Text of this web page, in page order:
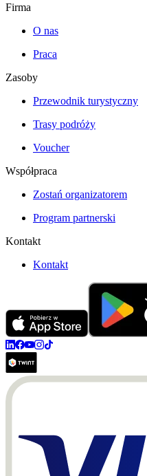
Firma
O nas
Praca
Zasoby
Przewodnik turystyczny
Trasy podróży
Voucher
Współpraca
Zostań organizatorem
Program partnerski
Kontakt
Kontakt